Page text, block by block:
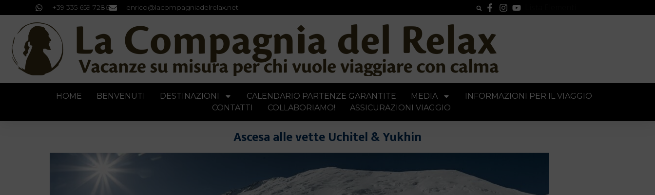
+39 335 659 7286 enrico@lacompagniadelrelax.net
HOME BENVENUTI DESTINAZIONI CALENDARIO PARTENZE GARANTITE MEDIA
INFORMAZIONI PER IL VIAGGIO
CONTATTI
COLLABORIAMO! ASSICURAZIONI VIAGGIO
Ascesa alle vette Uchitel & Yukhin